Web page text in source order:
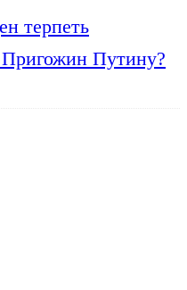
терпеть
Пригожин Путину?